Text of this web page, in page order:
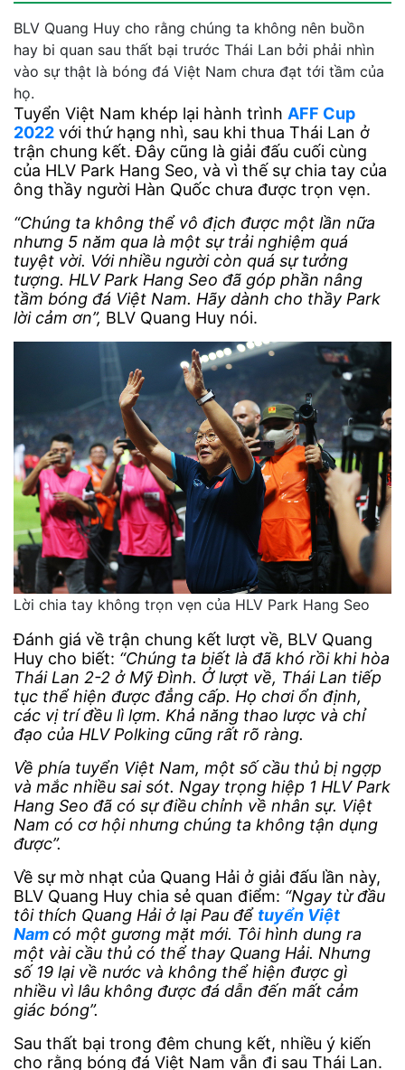
BLV Quang Huy cho rằng chúng ta không nên buồn
hay bi quan sau thất bại trước Thái Lan bởi phải nhìn
vào sự thật là bóng đá Việt Nam chưa đạt tới tầm của
họ.
Tuyển Việt Nam khép lại hành trình AFF Cup
2022 với thứ hạng nhì, sau khi thua Thái Lan ở
trận chung kết. Đây cũng là giải đấu cuối cùng
của HLV Park Hang Seo, và vì thế sự chia tay của
ông thầy người Hàn Quốc chưa được trọn vẹn.
“Chúng ta không thể vô địch được một lần nữa
nhưng 5 năm qua là một sự trải nghiệm quá
tuyệt vời. Với nhiều người còn quá sự tưởng
tượng. HLV Park Hang Seo đã góp phần nâng
tầm bóng đá Việt Nam. Hãy dành cho thầy Park
lời cảm ơn”, BLV Quang Huy nói.
Lời chia tay không trọn vẹn của HLV Park Hang Seo
Đánh giá về trận chung kết lượt về, BLV Quang
Huy cho biết: “Chúng ta biết là đã khó rồi khi hòa
Thái Lan 2-2 ở Mỹ Đình. Ở lượt về, Thái Lan tiếp
tục thể hiện được đẳng cấp. Họ chơi ổn định,
các vị trí đều lì lợm. Khả năng thao lược và chỉ
đạo của HLV Polking cũng rất rõ ràng.
Về phía tuyển Việt Nam, một số cầu thủ bị ngợp
và mắc nhiều sai sót. Ngay trọng hiệp 1 HLV Park
Hang Seo đã có sự điều chỉnh về nhân sự. Việt
Nam có cơ hội nhưng chúng ta không tận dụng
được”.
Về sự mờ nhạt của Quang Hải ở giải đấu lần này,
BLV Quang Huy chia sẻ quan điểm: “Ngay từ đầu
tôi thích Quang Hải ở lại Pau để tuyển Việt
Namcó một gương mặt mới. Tôi hình dung ra
một vài cầu thủ có thể thay Quang Hải. Nhưng
số 19 lại về nước và không thể hiện được gì
nhiều vì lâu không được đá dẫn đến mất cảm
giác bóng”.
Sau thất bại trong đêm chung kết, nhiều ý kiến
cho rằng bóng đá Việt Nam vẫn đi sau Thái Lan.